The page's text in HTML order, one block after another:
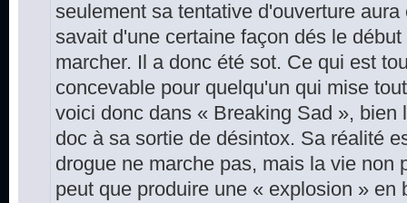
seulement sa tentative d'ouverture
savait d'une certaine façon dés le
marcher. Il a donc été sot. Ce qui est
concevable pour quelqu'un qui mise
voici donc dans « Breaking Sad », bien
doc à sa sortie de désintox. Sa réalité
drogue ne marche pas, mais la vie non
peut que produire une « explosion » en